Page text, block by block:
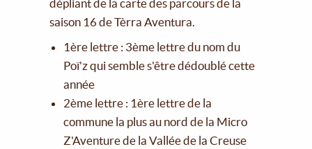
dépliant de la carte des parcours de la
saison 16 de Tèrra Aventura.
1ère lettre : 3ème lettre du nom du
Poï'z qui semble s'être dédoublé cette
année
2ème lettre : 1ère lettre de la
commune la plus au nord de la Micro
Z'Aventure de la Vallée de la Creuse